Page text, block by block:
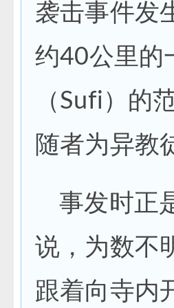
袭击事件发
约40公里的
（Sufi）的
随者为异教
事发时正
说，为数不
跟着向寺内